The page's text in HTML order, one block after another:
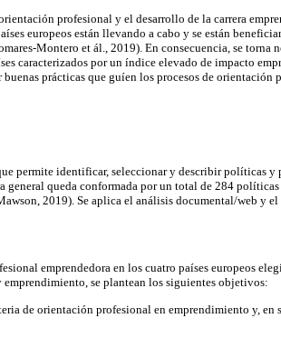
profesional y el desarrollo de la carrera
europeos están llevando a cabo y se están
Montero et ál., 2019). En consecuencia, se torna
caracterizados por un índice elevado de impacto
prácticas que guíen los procesos de orientación
permite identificar, seleccionar y describir políticas y
queda conformada por un total de 284
2019). Se aplica el análisis documental/web y
emprendedora en los cuatro países europeos
se plantean los siguientes objetivos:
de orientación profesional en emprendimiento y, en